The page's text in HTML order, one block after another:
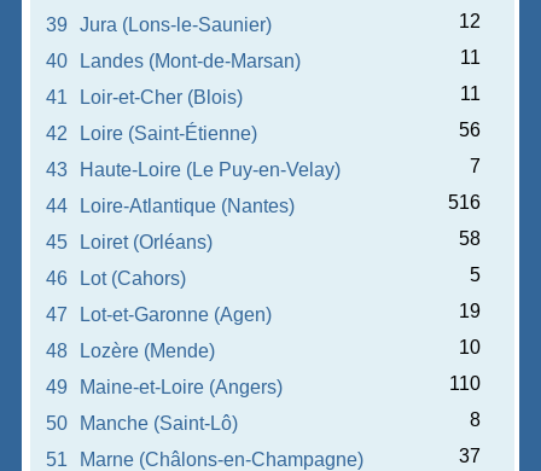
39
Jura (Lons-le-Saunier)
12
40
Landes (Mont-de-Marsan)
11
41
Loir-et-Cher (Blois)
11
42
Loire (Saint-Étienne)
56
43
Haute-Loire (Le Puy-en-Velay)
7
44
Loire-Atlantique (Nantes)
516
45
Loiret (Orléans)
58
46
Lot (Cahors)
5
47
Lot-et-Garonne (Agen)
19
48
Lozère (Mende)
10
49
Maine-et-Loire (Angers)
110
50
Manche (Saint-Lô)
8
51
Marne (Châlons-en-Champagne)
37